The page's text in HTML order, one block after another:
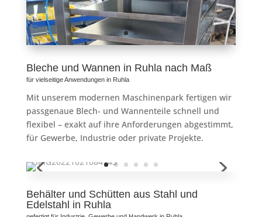
Bleche und Wannen in Ruhla nach Maß
für vielseitige Anwendungen in Ruhla
Mit unserem modernen Maschinenpark fertigen wir
passgenaue Blech- und Wannenteile schnell und
flexibel – exakt auf ihre Anforderungen abgestimmt,
für Gewerbe, Industrie oder private Projekte.
Behälter und Schütten aus Stahl und
Edelstahl in Ruhla